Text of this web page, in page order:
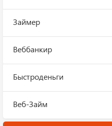
Займер
Веббанкир
Быстроденьги
Веб-Займ